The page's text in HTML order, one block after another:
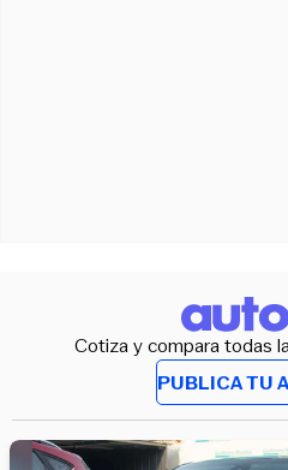
Cotiza y compara todas
PUBLICA TU